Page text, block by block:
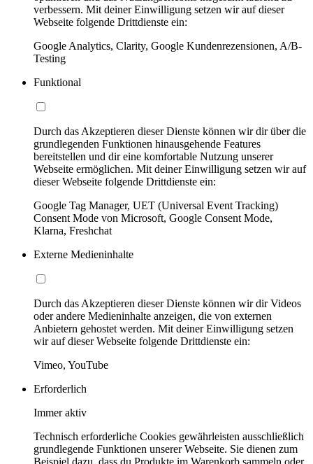
verbessern. Mit deiner Einwilligung setzen wir auf dieser
Webseite folgende Drittdienste ein:
Google Analytics, Clarity, Google Kundenrezensionen, A/B-
Testing
Funktional
Durch das Akzeptieren dieser Dienste können wir dir über die
grundlegenden Funktionen hinausgehende Features
bereitstellen und dir eine komfortable Nutzung unserer
Webseite ermöglichen. Mit deiner Einwilligung setzen wir auf
dieser Webseite folgende Drittdienste ein:
Google Tag Manager, UET (Universal Event Tracking)
Consent Mode von Microsoft, Google Consent Mode,
Klarna, Freshchat
Externe Medieninhalte
Durch das Akzeptieren dieser Dienste können wir dir Videos
oder andere Medieninhalte anzeigen, die von externen
Anbietern gehostet werden. Mit deiner Einwilligung setzen
wir auf dieser Webseite folgende Drittdienste ein:
Vimeo, YouTube
Erforderlich
Immer aktiv
Technisch erforderliche Cookies gewährleisten ausschließlich
grundlegende Funktionen unserer Webseite. Sie dienen zum
Beispiel dazu, dass du Produkte im Warenkorb sammeln oder